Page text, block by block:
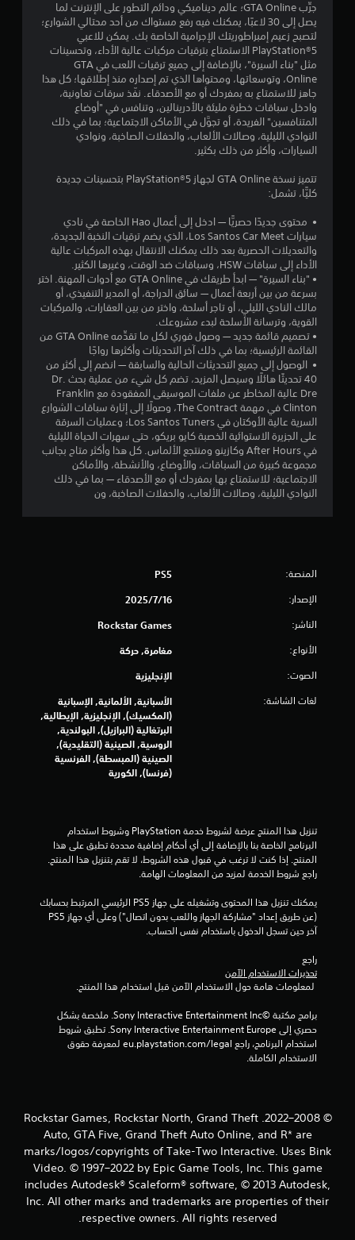
ج
و
م
م
5
ج
و
م
م
ن
إ
ج
م
ا
ي
3
م
ن
ت
ي
ت
جرِّب GTA Online؛ عالم ديناميكي ودائم التطور على الإنترنت لما
يصل إلى 30 لاعبًا، يمكنك فيه رفع مستواك من أحد محتالي الشوارع؛
لتصبح زعيم إمبراطوريتك الإجرامية الخاصة بك. يمكن للاعبي
PlayStation®5 الاستمتاع بترقيات مركبات عالية الأداء، وتحسينات
مثل "بناء السيرة"، بالإضافة إلى جميع ترقيات اللعب في GTA
Online، وتوسعاتها، ومحتواها الذي تم إصداره منذ إطلاقها؛ كل هذا
جاهز للاستمتاع به بمفردك أو مع الأصدقاء. نفّذ سرقات تعاونية،
وادخل سباقات خطرة مليئة بالأدرينالين، وتنافس في "أوضاع
المتنافسين" الفريدة، أو تجوَّل في الأماكن الاجتماعية؛ بما في ذلك
النوادي الليلية، وصالات الألعاب، والحفلات الصاخبة، ونوادي
السيارات، وأكثر من ذلك بكثير.
تتميز نسخة GTA Online لجهاز PlayStation®5 بتحسينات جديدة
كليًّا، تشمل:
• ‎ ‎محتوى جديدًا حصريًّا — ادخل إلى أعمال Hao الخاصة في نادي
سيارات Los Santos Car Meet، الذي يضم ترقيات النخبة الجديدة،
والتعديلات الحصرية بعد ذلك يمكنك الانتقال بهذه المركبات عالية
الأداء إلى سباقات HSW، وسباقات ضد الوقت، وغيرها الكثير.
• "بناء السيرة" — ابدأ طريقك في GTA Online مع أدوات المهنة. اختر
بسرعة من بين أربعة أعمال — سائق الدراجة، أو المدير التنفيذي، أو
مالك النادي الليلي، أو تاجر أسلحة، واختر من بين العقارات، والمركبات
القوية، وترسانة الأسلحة لبدء مشروعك.
• تصميم قائمة جديد — وصول فوري لكل ما تقدِّمه GTA Online من
القائمة الرئيسية؛ بما في ذلك آخر التحديثات وأكثرها رواجًا
• ‎ ‎الوصول إلى جميع التحديثات الحالية والسابقة — انضم إلى أكثر من
40 تحديثًا هائلًا وسيصل المزيد، تضم كل شيء من عملية بحث Dr.
Dre عالية المخاطر عن ملفات الموسيقى المفقودة مع Franklin
Clinton في مهمة The Contract، وصولًا إلى إثارة سباقات الشوارع
السرية عالية الأوكتان في Los Santos Tuners؛ وعمليات السرقة
على الجزيرة الاستوائية الخصبة كايو بريكو، حتى سهرات الحياة الليلية
في After Hours وكازينو ومنتجع الألماس. كل هذا وأكثر متاح بجانب
مجموعة كبيرة من السباقات، والأوضاع، والأنشطة، والأماكن
الاجتماعية؛ للاستمتاع بها بمفردك أو مع الأصدقاء — بما في ذلك
النوادي الليلية، وصالات الألعاب، والحفلات الصاخبة، ون
المنصة: PS5
الإصدار: 16‏/7‏/2025
الناشر: Rockstar Games
الأنواع: مغامرة, حركة
الصوت: الإنجليزية
لغات الشاشة:
الأسبانية, الألمانية, الإسبانية
(المكسيك), الإنجليزية, الإيطالية,
البرتغالية (البرازيل), البولندية,
الروسية, الصينية (التقليدية),
الصينية (المبسطة), الفرنسية
(فرنسا), الكورية
راجع شروط الخدمة لمزيد من المعلومات الهامة.
آخر حين تسجل الدخول باستخدام نفس الحساب.
راجع
تحذيرات الاستخدام الآمن
الاستخدام الكاملة.
© 2008–2022. Rockstar Games, Rockstar North, Grand Theft
Auto, GTA Five, Grand Theft Auto Online, and R* are
marks/logos/copyrights of Take-Two Interactive. Uses Bink
Video. © 1997–2022 by Epic Game Tools, Inc. This game
includes Autodesk® Scaleform® software, © 2013 Autodesk,
Inc. All other marks and trademarks are properties of their
respective owners. All rights reserved.